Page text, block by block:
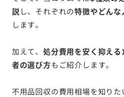
説し、それぞれの特徴やどん
します。
加えて、 処分費用を安く抑える
者の選び方もご紹介します。
不用品回収の費用相場を知り